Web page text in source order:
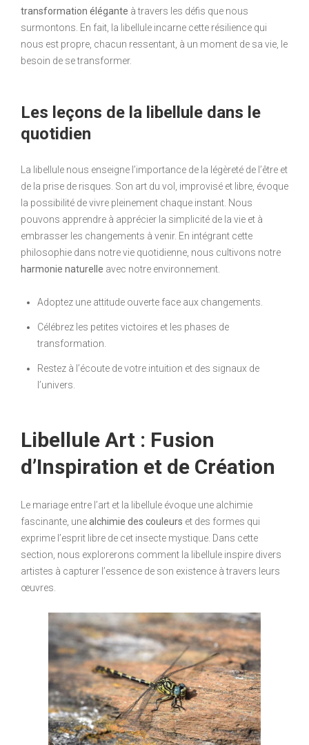
transformation élégante à travers les défis que nous
surmontons. En fait, la libellule incarne cette résilience qui
nous est propre, chacun ressentant, à un moment de sa vie, le
besoin de se transformer.
Les leçons de la libellule dans le
quotidien
La libellule nous enseigne l’importance de la légèreté de l’être et
de la prise de risques. Son art du vol, improvisé et libre, évoque
la possibilité de vivre pleinement chaque instant. Nous
pouvons apprendre à apprécier la simplicité de la vie et à
embrasser les changements à venir. En intégrant cette
philosophie dans notre vie quotidienne, nous cultivons notre
harmonie naturelle avec notre environnement.
Adoptez une attitude ouverte face aux changements.
Célébrez les petites victoires et les phases de
transformation.
Restez à l’écoute de votre intuition et des signaux de
l’univers.
Libellule Art : Fusion
d’Inspiration et de Création
Le mariage entre l’art et la libellule évoque une alchimie
fascinante, unealchimie des couleurs et des formes qui
exprime l’esprit libre de cet insecte mystique. Dans cette
section, nous explorerons comment la libellule inspire divers
artistes à capturer l’essence de son existence à travers leurs
œuvres.